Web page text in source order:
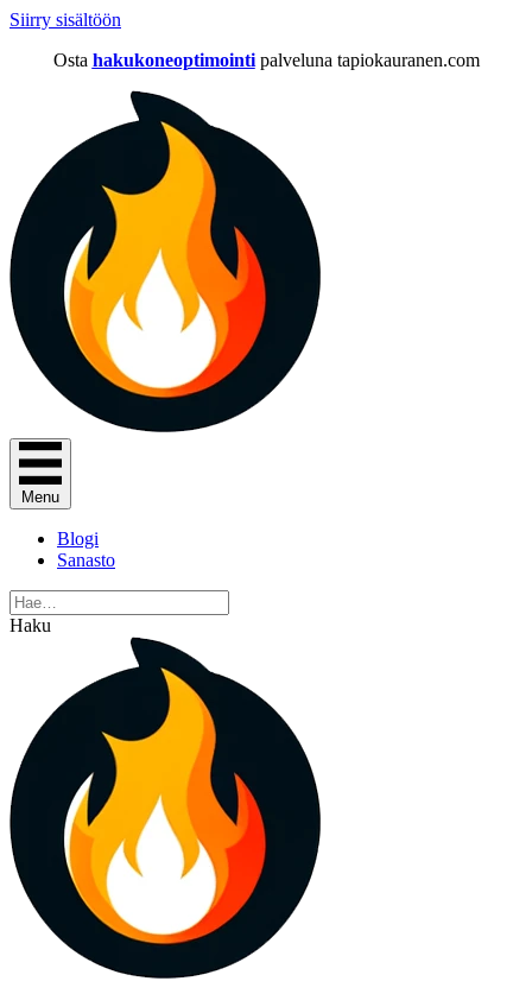
Siirry sisältöön
Osta hakukoneoptimointi palveluna tapiokauranen.com
Menu
Blogi
Sanasto
Haku